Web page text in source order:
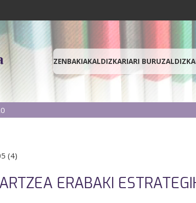
ZENBAKIAKALDIZKARIARI BURUZ
(4)
ERABAKI